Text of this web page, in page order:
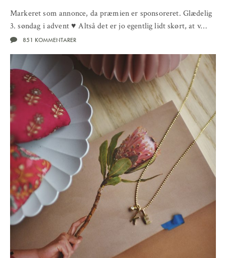
Markeret som annonce, da præmien er sponsoreret. Glædelig
3. søndag i advent ♥ Altså det er jo egentlig lidt skørt, at v…
851 KOMMENTARER